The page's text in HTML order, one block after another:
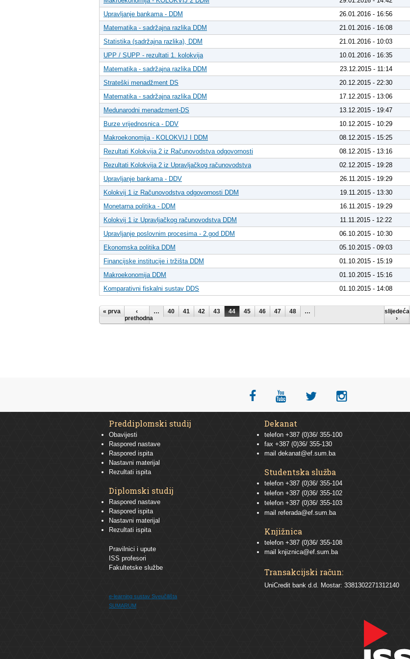
Upravljanje bankama - DDM
26.01.2016 - 16:56
Matematika - sadržajna razlika DDM
21.01.2016 - 16:08
Statistika (sadržajna razlika), DDM
21.01.2016 - 10:03
UPP / SUPP - rezultati 1. kolokvija
10.01.2016 - 16:35
Matematika - sadržajna razlika DDM
23.12.2015 - 11:14
Strateški menadžment DS
20.12.2015 - 22:30
Matematika - sadržajna razlika DDM
17.12.2015 - 13:06
Medunarodni menadzment-DS
13.12.2015 - 19:47
Burze vrijednosnica - DDV
10.12.2015 - 10:29
Makroekonomija - KOLOKVIJ I DDM
08.12.2015 - 15:25
Rezultati Kolokvija 2 iz Računovodstva odgovornosti
08.12.2015 - 13:16
Rezultati Kolokvija 2 iz Upravljačkog računovodstva
02.12.2015 - 19:28
Upravljanje bankama - DDV
26.11.2015 - 19:29
Kolokvij 1 iz Računovodstva odgovornosti DDM
19.11.2015 - 13:30
Monetarna politika - DDM
16.11.2015 - 19:29
Kolokvij 1 iz Upravljačkog računovodstva DDM
11.11.2015 - 12:22
Upravljanje poslovnim procesima - 2.god DDM
06.10.2015 - 10:30
Ekonomska politika DDM
05.10.2015 - 09:03
Financijske institucije i tržišta DDM
01.10.2015 - 15:19
Makroekonomija DDM
01.10.2015 - 15:16
Komparativni fiskalni sustav DDS
01.10.2015 - 14:08
Stranice
« prva
‹
prethodna
… 40 41 42 43 44 45 46 47 48 …
slijedeća
›
Preddiplomski studij
Obavijesti
Raspored nastave
Raspored ispita
Nastavni materijal
Rezultati ispita
Diplomski studij
Raspored nastave
Raspored ispita
Nastavni materijal
Rezultati ispita
Pravilnici i upute
ISS profesori
Fakultetske službe
e-learning sustav Sveučilišta
SUMARUM
Dekanat
telefon +387 (0)36/ 355-100
fax +387 (0)36/ 355-130
mail dekanat@ef.sum.ba
Studentska služba
telefon +387 (0)36/ 355-104
telefon +387 (0)36/ 355-102
telefon +387 (0)36/ 355-103
mail referada@ef.sum.ba
Knjižnica
telefon +387 (0)36/ 355-108
mail
knjiznica@ef.sum.ba
Transakcijski račun:
UniCredit bank d.d. Mostar: 3381302271312140